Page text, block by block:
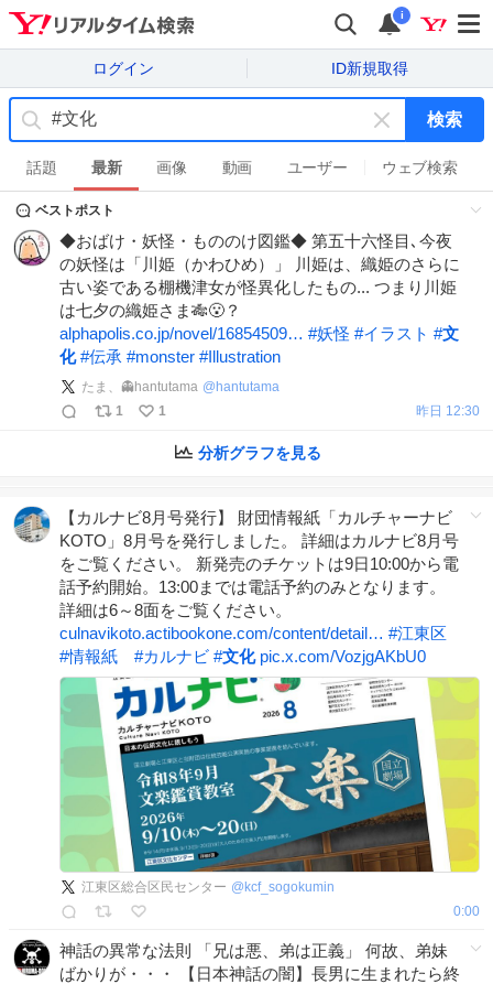
i
ログイン ID新規取得
キ
ー
ワ
ド
を
消
検索
話題 最新 画像 動画 ユーザー ウェブ検索
ベストポスト
◆おばけ・妖怪・もののけ図鑑◆ 第五十六怪目､今夜
の妖怪は「川姫（かわひめ）」 川姫は、織姫のさらに
古い姿である棚機津女が怪異化したもの... つまり川姫
は七夕の織姫さま🎋😮？
alphapolis.co.jp/novel/16854509… #妖怪 #イラスト #文
化 #伝承 #monster #Illustration
たま、👻hantutama @ hantutama
1
1 昨日 12:30
分析グラフを見る
【カルナビ8月号発行】 財団情報紙「カルチャーナビ
KOTO」8月号を発行しました。 詳細はカルナビ8月号
をご覧ください。 新発売のチケットは9日10:00から電
話予約開始。13:00までは電話予約のみとなります。
詳細は6～8面をご覧ください。
culnavikoto.actibookone.com/content/detail… #江東区
#情報紙 #カルナビ #文化 pic.x.com/VozjgAKbU0
江東区総合区民センター @ kcf_sogokumin
0:00
神話の異常な法則 「兄は悪、弟は正義」 何故、弟妹
ばかりが・・・ 【日本神話の闇】長男に生まれたら終